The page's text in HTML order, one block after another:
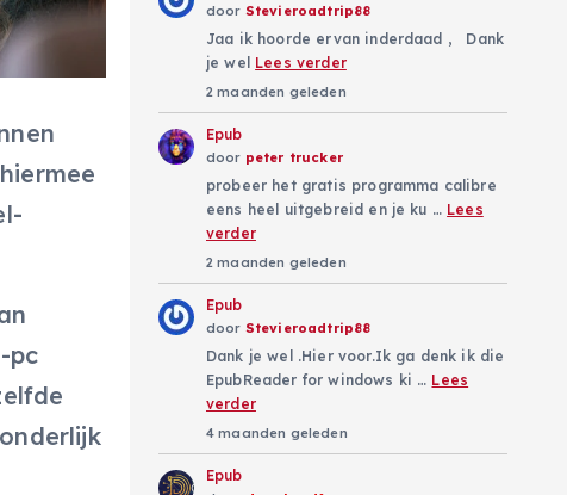
pc
door Stevieroadtrip88
Jaa ik hoorde ervan inderdaad , Dank
je wel Lees verder
2 maanden geleden
Epub
door peter trucker
probeer het gratis programma calibre
eens heel uitgebreid en je ku … Lees
verder
2 maanden geleden
Epub
door Stevieroadtrip88
Dank je wel .Hier voor.Ik ga denk ik die
EpubReader for windows ki … Lees
verder
4 maanden geleden
Epub